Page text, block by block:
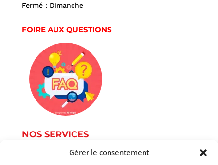
Gérer le consentement
Fermé : Dimanche
FOIRE AUX QUESTIONS
NOS SERVICES